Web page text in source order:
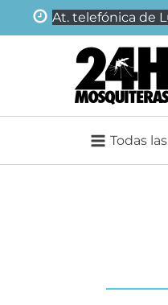
At. telefónica de
Todas